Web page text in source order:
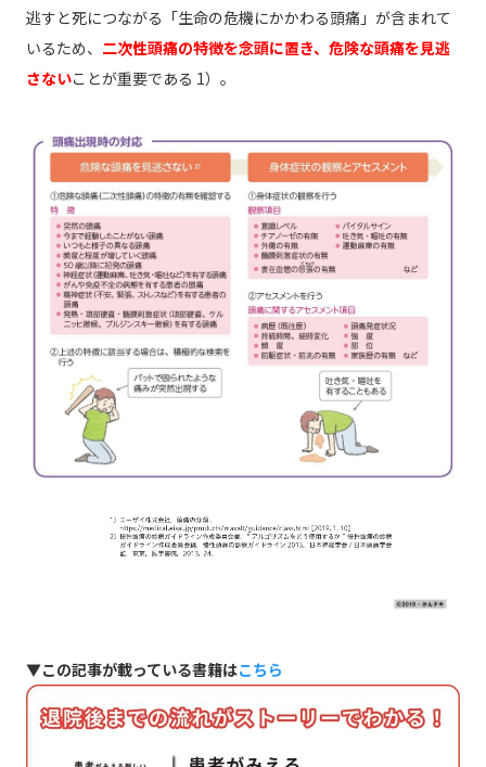
逃すと死につながる「生命の危機にかかわる頭痛」が含まれて
いるため、 二次性頭痛の特徴を念頭に置き、危険な頭痛を見逃
さないことが重要である 1）。
▼この記事が載っている書籍はこちら